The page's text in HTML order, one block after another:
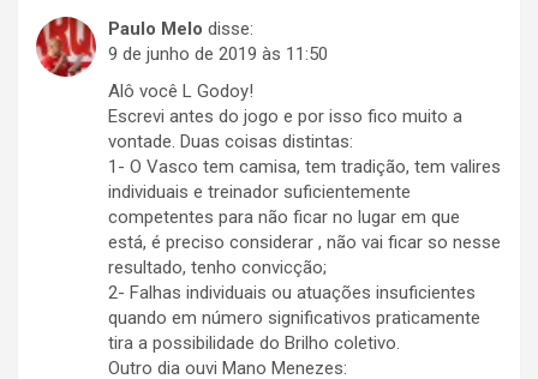
Paulo Melo disse:
9 de junho de 2019 às 11:50
Alô você L Godoy!
Escrevi antes do jogo e por isso fico muito a
vontade. Duas coisas distintas:
1- O Vasco tem camisa, tem tradição, tem valires
individuais e treinador suficientemente
competentes para não ficar no lugar em que
está, é preciso considerar , não vai ficar so nesse
resultado, tenho convicção;
2- Falhas individuais ou atuações insuficientes
quando em número significativos praticamente
tira a possibilidade do Brilho coletivo.
Outro dia ouvi Mano Menezes: